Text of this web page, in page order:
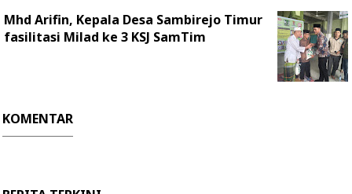
Mhd Arifin, Kepala Desa Sambirejo Timur
fasilitasi Milad ke 3 KSJ SamTim
KOMENTAR